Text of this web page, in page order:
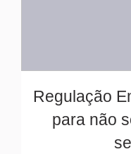
Regulação
para não